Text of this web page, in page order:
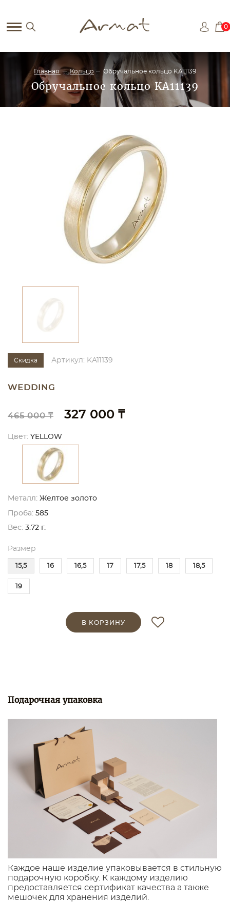
0
Главная Кольцо Обручальное кольцо KA11139
Обручальное кольцо KA11139
Скидка Артикул: KA11139
WEDDING
465 000 ₸ 327 000 ₸
Цвет: YELLOW
Металл: Желтое золото
Проба: 585
Вес: 3.72 г.
Размер
15,5 16 16,5 17 17,5 18 18,5
19
В КОРЗИНУ
Подарочная упаковка
Каждое наше изделие упаковывается в стильную
подарочную коробку. К каждому изделию
предоставляется сертификат качества а также
мешочек для хранения изделий.